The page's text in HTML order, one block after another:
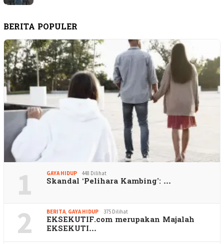
BERITA POPULER
1 GAYA HIDUP 448 Dilihat
Skandal ‘Pelihara Kambing’: …
2 BERITA GAYA HIDUP 375 Dilihat
EKSEKUTIF.com merupakan Majalah
EKSEKUTI…